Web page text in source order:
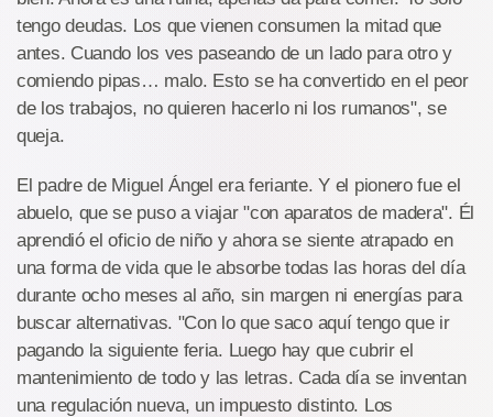
tengo deudas. Los que vienen consumen la mitad que
antes. Cuando los ves paseando de un lado para otro y
comiendo pipas… malo. Esto se ha convertido en el peor
de los trabajos, no quieren hacerlo ni los rumanos", se
queja.
El padre de Miguel Ángel era feriante. Y el pionero fue el
abuelo, que se puso a viajar "con aparatos de madera". Él
aprendió el oficio de niño y ahora se siente atrapado en
una forma de vida que le absorbe todas las horas del día
durante ocho meses al año, sin margen ni energías para
buscar alternativas. "Con lo que saco aquí tengo que ir
pagando la siguiente feria. Luego hay que cubrir el
mantenimiento de todo y las letras. Cada día se inventan
una regulación nueva, un impuesto distinto. Los